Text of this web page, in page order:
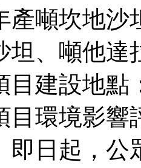
產噸坎地沙
坦、噸他達
目建設地
目環境影
即日起，公